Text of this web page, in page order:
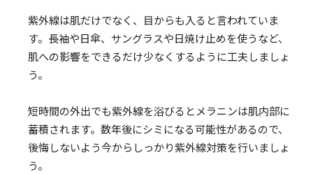
紫外線は肌だけでなく、目からも入ると言われていま
す。長袖や日傘、サングラスや日焼け止めを使うなど、
肌への影響をできるだけ少なくするように工夫しましょ
う。
短時間の外出でも紫外線を浴びるとメラニンは肌内部に
蓄積されます。数年後にシミになる可能性があるので、
後悔しないよう今からしっかり紫外線対策を行いましょ
う。